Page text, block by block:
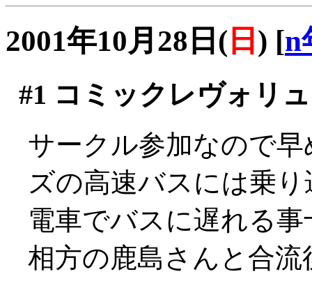
2001年10月28日( 日 ) [n
#1 コミックレヴォリ
サークル参加なので
ズの高速バスには乗
電車でバスに遅れる
相方の鹿島さんと合